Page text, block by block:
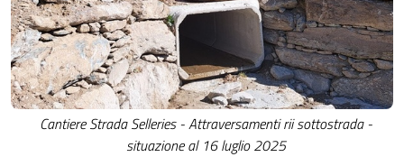
Cantiere Strada Selleries - Attraversamenti rii sottostrada -
situazione al 16 luglio 2025